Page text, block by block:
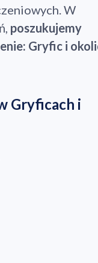
W
poszukujemy
Gryfic i
Gryficach i